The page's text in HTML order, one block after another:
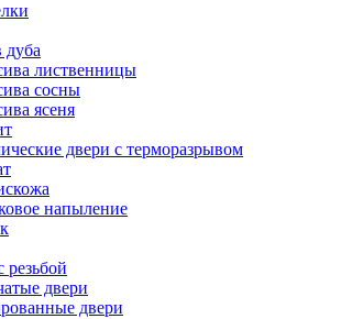
дуба
лиственницы
сосны
ясеня
двери с терморазрывом
напыление
резьбой
двери
двери